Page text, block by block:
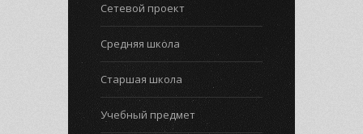
Сетевой проект
Средняя школа
Старшая школа
Учебный предмет